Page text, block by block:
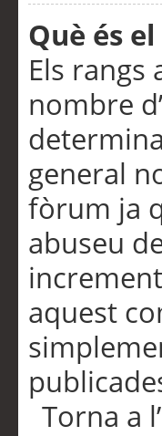
Què és
Els rangs
nombre
general
fòrum ja
abuseu
aquest
Torna a